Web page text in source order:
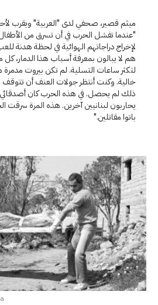
ميثم قصير، صحفي لدى "العربية" ويقرب
"عندما تفشل الحرب في أن تسرق من
لإخراج دراجاتهم الهوائية في لحظة هدنة
هم لا يبالون بمعرفة أسباب هذا الدمار،
خالية. وكنت أنتظر جولات العنف أن تتوقف
ذلك لم يحصل. في هذه الحرب كان
يحاربون لبنانيين آخرين. هذه المرة سرقت
باتوا مقاتلين."